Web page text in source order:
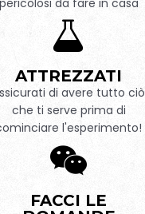
ATTREZZATI
di avere tutto ciò
che ti serve prima di
l'esperimento!
FACCI LE